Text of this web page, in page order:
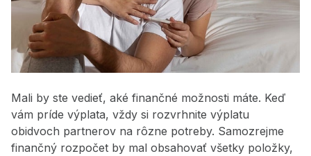
Mali by ste vedieť, aké finančné možnosti máte. Keď
vám príde výplata, vždy si rozvrhnite výplatu
obidvoch partnerov na rôzne potreby. Samozrejme
finančný rozpočet by mal obsahovať všetky položky,